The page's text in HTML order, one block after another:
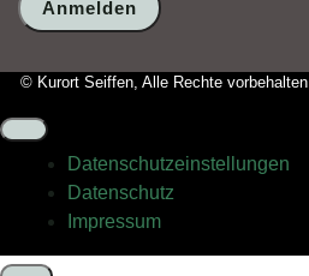
wählen
Sie
das
© Kurort Seiffen, Alle Rechte vorbehalten
Datenschutz­einstellungen
Datenschutz
Impressum